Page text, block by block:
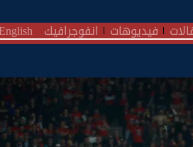
فيديوهات انفوجرافيك